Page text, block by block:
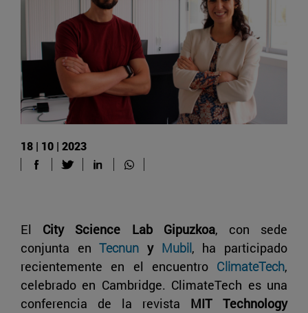
18 | 10 | 2023
El City Science Lab Gipuzkoa, con sede
conjunta enTecnuny Mubil, ha participado
recientemente en el encuentro ClimateTech,
celebrado en Cambridge. ClimateTech es una
conferencia de la revista MIT Technology